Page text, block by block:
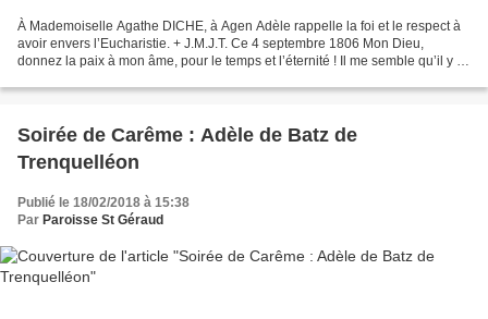
À Mademoiselle Agathe DICHE, à Agen Adèle rappelle la foi et le respect à
avoir envers l’Eucharistie. + J.M.J.T. Ce 4 septembre 1806 Mon Dieu,
donnez la paix à mon âme, pour le temps et l’éternité ! Il me semble qu’il y a
Soirée de Carême : Adèle de Batz de
Trenquelléon
Publié le 18/02/2018 à 15:38
Par Paroisse St Géraud